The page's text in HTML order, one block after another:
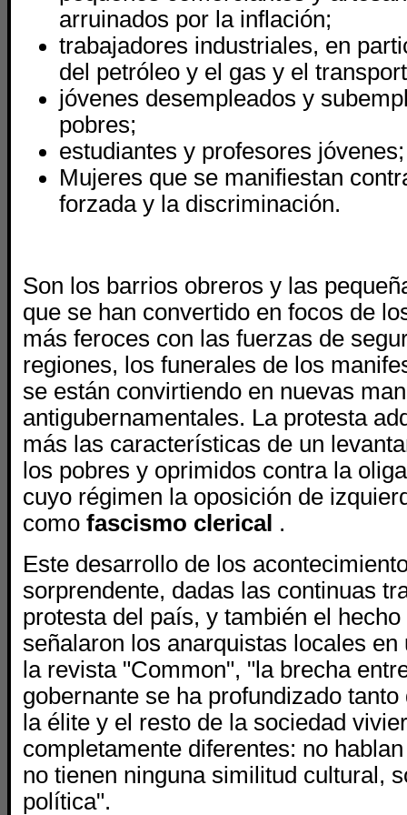
arruinados por la inflación;
trabajadores industriales, en
del petróleo y el gas y el
jóvenes desempleados y
pobres;
estudiantes y profesores jóvenes;
Mujeres que se manifiestan
forzada y la discriminación.
Son los barrios obreros y las
que se han convertido en focos de
más feroces con las fuerzas de
regiones, los funerales de los
se están convirtiendo en nuevas
antigubernamentales. La protesta
más las características de un
los pobres y oprimidos contra la
cuyo régimen la oposición de
como fascismo clerical .
Este desarrollo de los
sorprendente, dadas las continuas
protesta del país, y también el
señalaron los anarquistas locales en
la revista "Common", "la brecha
gobernante se ha profundizado
la élite y el resto de la sociedad
completamente diferentes: no
no tienen ninguna similitud cultural,
política".